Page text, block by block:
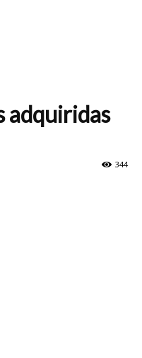
adquiridas
344